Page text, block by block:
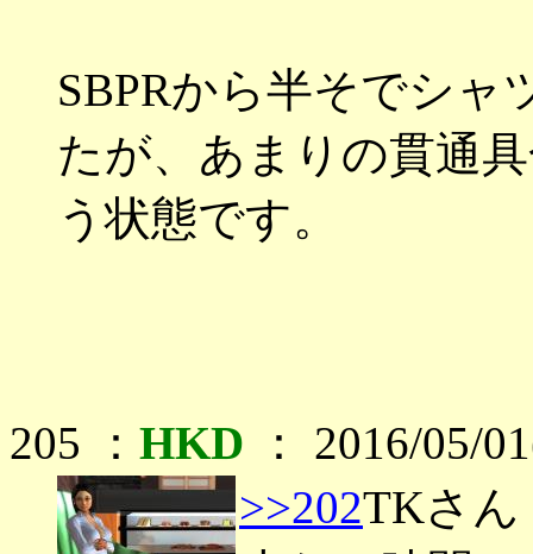
SBPRから半そでシ
たが、あまりの貫通
う状態です。
205 ： HKD ： 2016/05/
>>202TKさん